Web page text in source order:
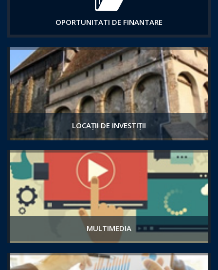
OPORTUNITATI DE FINANTARE
LOCAȚII DE INVESTIȚII
MULTIMEDIA